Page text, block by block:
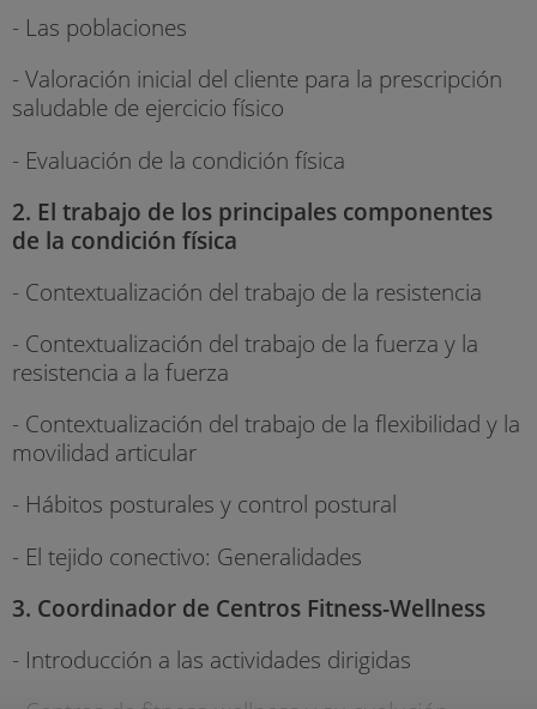
- Las poblaciones
- Valoración inicial del cliente para la prescripción
saludable de ejercicio físico
- Evaluación de la condición física
2. El trabajo de los principales componentes
de la condición física
- Contextualización del trabajo de la resistencia
- Contextualización del trabajo de la fuerza y la
resistencia a la fuerza
- Contextualización del trabajo de la flexibilidad y la
movilidad articular
- Hábitos posturales y control postural
- El tejido conectivo: Generalidades
3. Coordinador de Centros Fitness-Wellness
- Introducción a las actividades dirigidas